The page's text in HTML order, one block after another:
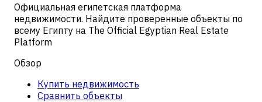
Официальная египетская платформа
недвижимости. Найдите проверенные объекты по
всему Египту на The Official Egyptian Real Estate
Platform
Обзор
Купить недвижимость
Сравнить объекты